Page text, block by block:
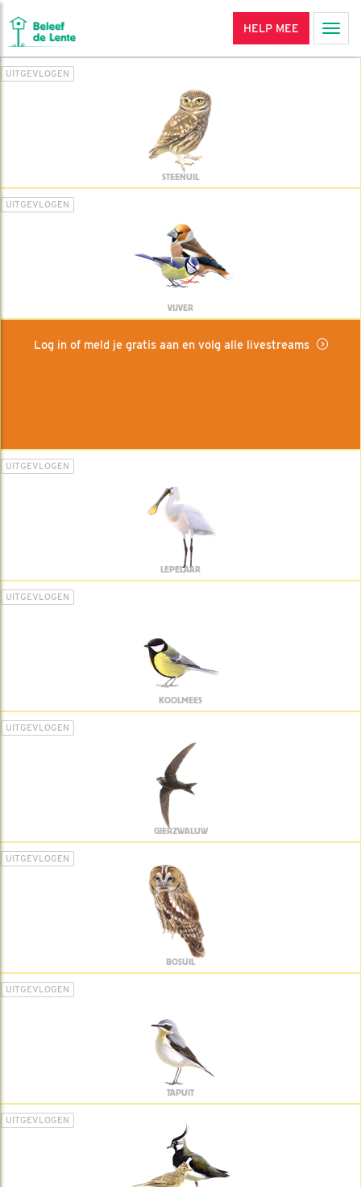
HELP MEE
UITGEVLOGEN
STEENUIL
UITGEVLOGEN
VIJVER
Log in of meld je gratis aan en volg alle livestreams
UITGEVLOGEN
LEPELAAR
UITGEVLOGEN
KOOLMEES
UITGEVLOGEN
GIERZWALUW
UITGEVLOGEN
BOSUIL
UITGEVLOGEN
TAPUIT
UITGEVLOGEN